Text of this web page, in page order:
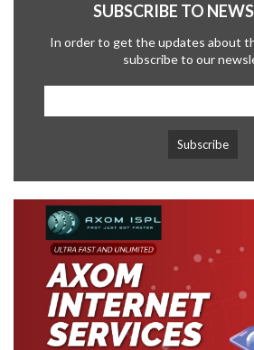
SUBSCRIBE TO
In order to get the updates about
subscribe to our